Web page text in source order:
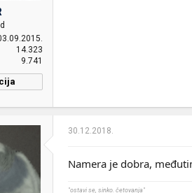
14.323
9.741
Liquid Freezer II 360
Maximus XII HERO
tridentZ Black-
32GB (2x16) DDR4
30.12.2018.
Namera je dobra,
"ostavi se, sinko. četovanja"